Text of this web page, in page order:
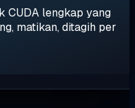
CUDA lengkap yang
matikan, ditagih per